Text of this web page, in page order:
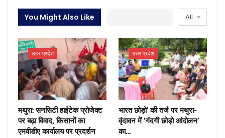
All
You Might Also Like
उत्तर प्रदेश
मथुरा: सनसिटी हाईटेक प्रोजेक्ट
पर बढ़ा विवाद, किसानों का
एमवीडीए कार्यालय पर प्रदर्शन
उत्तर प्रदेश
भारत छोड़ो’ की तर्ज पर मथुरा-
वृंदावन में ‘गंदगी छोड़ो आंदोलन’
का…